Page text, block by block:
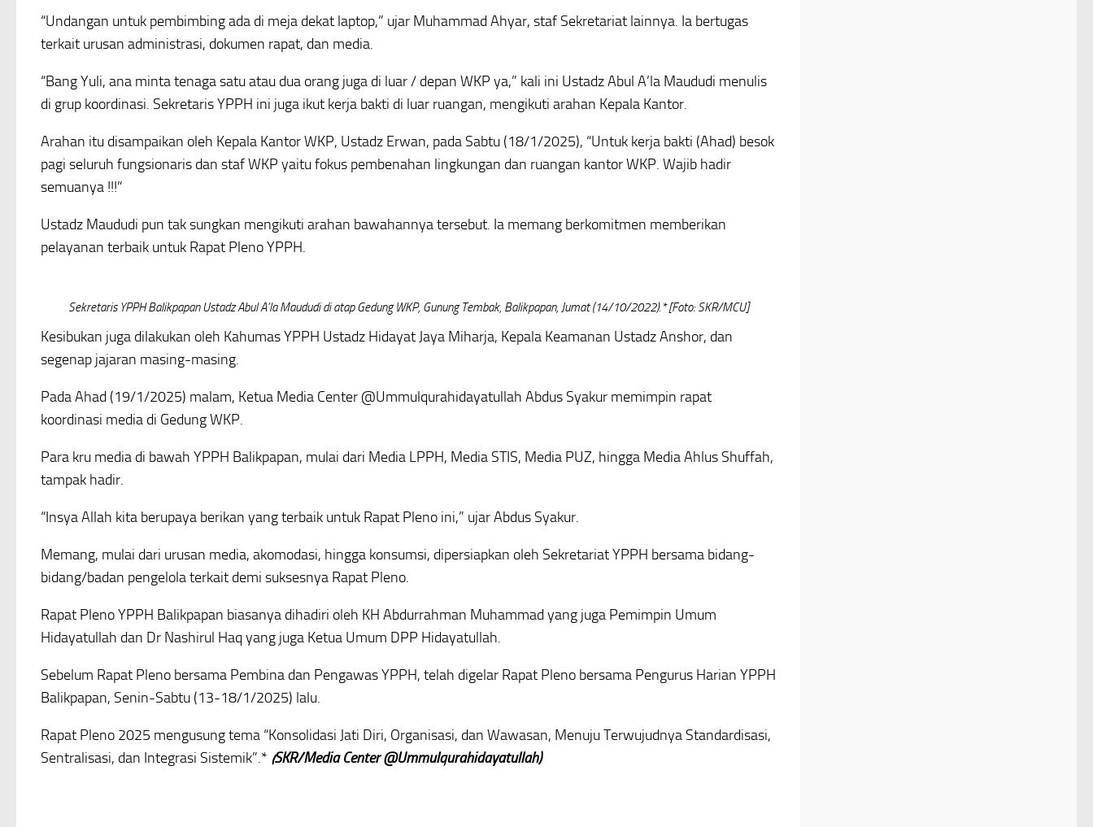
“Undangan untuk pembimbing ada di meja dekat laptop,” ujar Muhammad Ahyar, staf Sekretariat lainnya. Ia bertugas
terkait urusan administrasi, dokumen rapat, dan media.
“Bang Yuli, ana minta tenaga satu atau dua orang juga di luar / depan WKP ya,” kali ini Ustadz Abul A’la Maududi menulis
di grup koordinasi. Sekretaris YPPH ini juga ikut kerja bakti di luar ruangan, mengikuti arahan Kepala Kantor.
Arahan itu disampaikan oleh Kepala Kantor WKP, Ustadz Erwan, pada Sabtu (18/1/2025), “Untuk kerja bakti (Ahad) besok
pagi seluruh fungsionaris dan staf WKP yaitu fokus pembenahan lingkungan dan ruangan kantor WKP. Wajib hadir
semuanya !!!”
Ustadz Maududi pun tak sungkan mengikuti arahan bawahannya tersebut. Ia memang berkomitmen memberikan
pelayanan terbaik untuk Rapat Pleno YPPH.
Sekretaris YPPH Balikpapan Ustadz Abul A’la Maududi di atap Gedung WKP, Gunung Tembak, Balikpapan, Jumat (14/10/2022).* [Foto: SKR/MCU]
Kesibukan juga dilakukan oleh Kahumas YPPH Ustadz Hidayat Jaya Miharja, Kepala Keamanan Ustadz Anshor, dan
segenap jajaran masing-masing.
Pada Ahad (19/1/2025) malam, Ketua Media Center @Ummulqurahidayatullah Abdus Syakur memimpin rapat
koordinasi media di Gedung WKP.
Para kru media di bawah YPPH Balikpapan, mulai dari Media LPPH, Media STIS, Media PUZ, hingga Media Ahlus Shuffah,
tampak hadir.
“Insya Allah kita berupaya berikan yang terbaik untuk Rapat Pleno ini,” ujar Abdus Syakur.
Memang, mulai dari urusan media, akomodasi, hingga konsumsi, dipersiapkan oleh Sekretariat YPPH bersama bidang-
bidang/badan pengelola terkait demi suksesnya Rapat Pleno.
Rapat Pleno YPPH Balikpapan biasanya dihadiri oleh KH Abdurrahman Muhammad yang juga Pemimpin Umum
Hidayatullah dan Dr Nashirul Haq yang juga Ketua Umum DPP Hidayatullah.
Sebelum Rapat Pleno bersama Pembina dan Pengawas YPPH, telah digelar Rapat Pleno bersama Pengurus Harian YPPH
Balikpapan, Senin-Sabtu (13-18/1/2025) lalu.
Rapat Pleno 2025 mengusung tema “Konsolidasi Jati Diri, Organisasi, dan Wawasan, Menuju Terwujudnya Standardisasi,
Sentralisasi, dan Integrasi Sistemik”.* (SKR/Media Center @Ummulqurahidayatullah)